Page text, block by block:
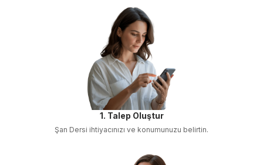
1. Talep Oluştur
Şan Dersi ihtiyacınızı ve konumunuzu belirtin.